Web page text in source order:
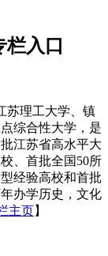
栏入口
苏理工大学、镇
综合性大学，是
江苏省高水平大
、首批全国50所
经验高校和首批
办学历史，文化
主页】